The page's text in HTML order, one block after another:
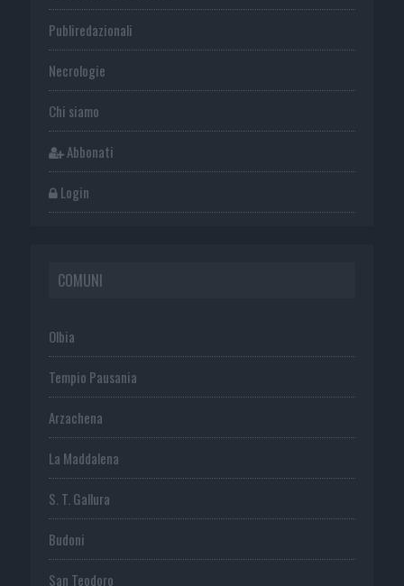
Publiredazionali
Necrologie
Chi siamo
Abbonati
Login
COMUNI
Olbia
Tempio Pausania
Arzachena
La Maddalena
S. T. Gallura
Budoni
San Teodoro